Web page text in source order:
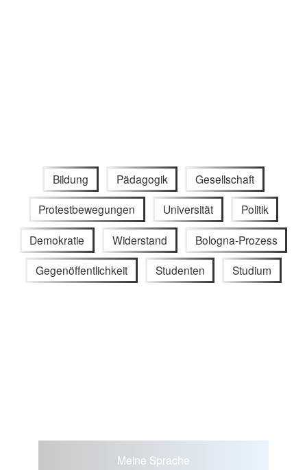
Bildung Pädagogik Gesellschaft
Protestbewegungen Universität Politik
Demokratie Widerstand Bologna-Prozess
Gegenöffentlichkeit Studenten Studium
Meine Sprache